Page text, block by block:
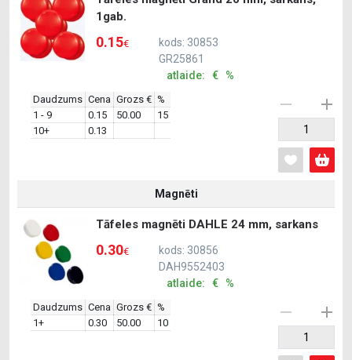
1gab.
0.15€
kods: 30853
GR25861
atlaide: € %
Daudzums Cena Grozs € %
1 - 9
0.15 50.00
15
10+
0.13
Magnēti
Tāfeles magnēti DAHLE 24 mm, sarkans
0.30€
kods: 30856
DAH9552403
atlaide: € %
Daudzums Cena Grozs € %
1+
0.30 50.00 10